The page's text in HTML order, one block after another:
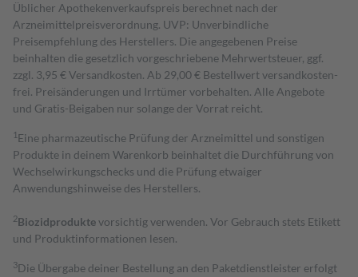
Üblicher Apothekenverkaufspreis berechnet nach der
Arzneimittelpreisverordnung. UVP: Unverbindliche
Preisempfehlung des Herstellers. Die angegebenen Preise
beinhalten die gesetzlich vorgeschriebene Mehrwertsteuer, ggf.
zzgl. 3,95 € Versandkosten. Ab 29,00 € Bestell­wert versand­kosten­
frei. Preisänderungen und Irrtümer vorbehalten. Alle Angebote
und Gratis-Beigaben nur solange der Vorrat reicht.
1 Eine pharmazeutische Prüfung der Arzneimittel und sonstigen
Produkte in deinem Warenkorb beinhaltet die Durchführung von
Wechselwirkungschecks und die Prüfung etwaiger
Anwendungshinweise des Herstellers.
2Biozidproduktevorsichtig verwenden. Vor Gebrauch stets Etikett
und Produktinformationen lesen.
3Die Übergabe deiner Bestellung an den Paketdienstleister erfolgt